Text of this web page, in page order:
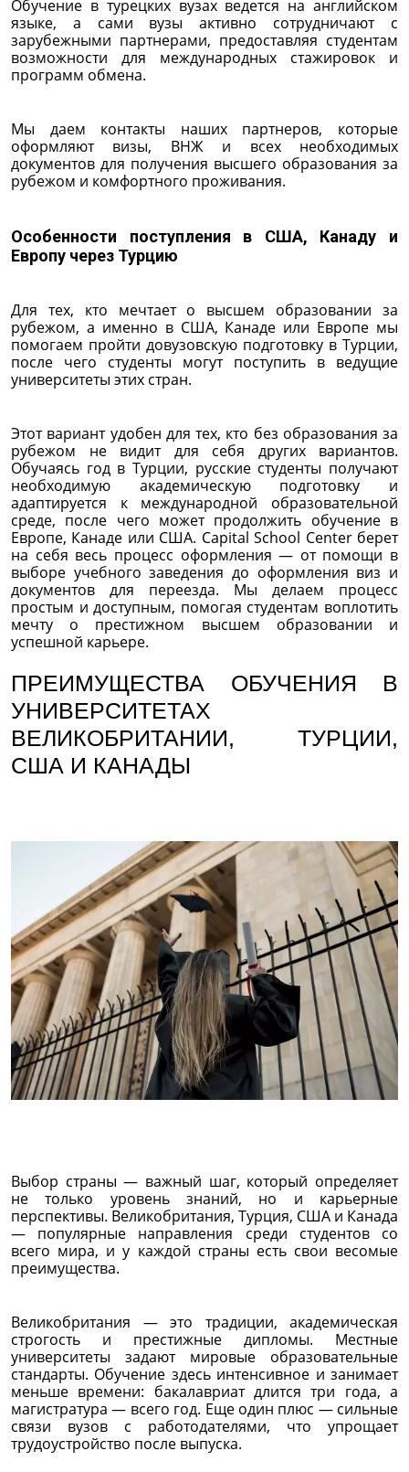
Обучение в турецких вузах ведется на английском
языке, а сами вузы активно сотрудничают с
зарубежными партнерами, предоставляя студентам
возможности для международных стажировок и
программ обмена.
Мы даем контакты наших партнеров, которые
оформляют визы, ВНЖ и всех необходимых
документов для получения высшего образования за
рубежом и комфортного проживания.
Особенности поступления в США, Канаду и
Европу через Турцию
Для тех, кто мечтает о высшем образовании за
рубежом, а именно в США, Канаде или Европе мы
помогаем пройти довузовскую подготовку в Турции,
после чего студенты могут поступить в ведущие
университеты этих стран.
Этот вариант удобен для тех, кто без образования за
рубежом не видит для себя других вариантов.
Обучаясь год в Турции, русские студенты получают
необходимую академическую подготовку и
адаптируется к международной образовательной
среде, после чего может продолжить обучение в
Европе, Канаде или США. Capital School Center берет
на себя весь процесс оформления — от помощи в
выборе учебного заведения до оформления виз и
документов для переезда. Мы делаем процесс
простым и доступным, помогая студентам воплотить
мечту о престижном высшем образовании и
успешной карьере.
ПРЕИМУЩЕСТВА ОБУЧЕНИЯ В
УНИВЕРСИТЕТАХ
ВЕЛИКОБРИТАНИИ, ТУРЦИИ,
США И КАНАДЫ
Выбор страны — важный шаг, который определяет
не только уровень знаний, но и карьерные
перспективы. Великобритания, Турция, США и Канада
— популярные направления среди студентов со
всего мира, и у каждой страны есть свои весомые
преимущества.
Великобритания — это традиции, академическая
строгость и престижные дипломы. Местные
университеты задают мировые образовательные
стандарты. Обучение здесь интенсивное и занимает
меньше времени: бакалавриат длится три года, а
магистратура — всего год. Еще один плюс — сильные
связи вузов с работодателями, что упрощает
трудоустройство после выпуска.